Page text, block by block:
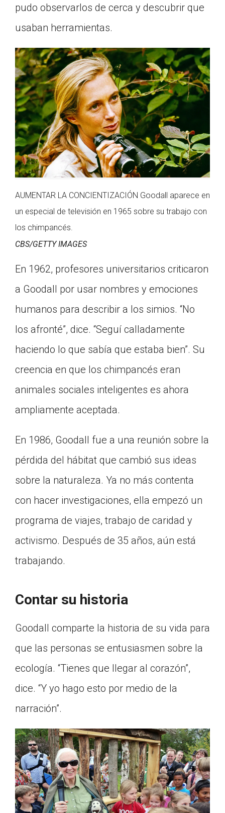
pudo observarlos de cerca y descubrir que
usaban herramientas.
AUMENTAR LA CONCIENTIZACIÓN Goodall aparece en
un especial de televisión en 1965 sobre su trabajo con
los chimpancés.
CBS/GETTY IMAGES
En 1962, profesores universitarios criticaron
a Goodall por usar nombres y emociones
humanos para describir a los simios. “No
los afronté”, dice. “Seguí calladamente
haciendo lo que sabía que estaba bien”. Su
creencia en que los chimpancés eran
animales sociales inteligentes es ahora
ampliamente aceptada.
En 1986, Goodall fue a una reunión sobre la
pérdida del hábitat que cambió sus ideas
sobre la naturaleza. Ya no más contenta
con hacer investigaciones, ella empezó un
programa de viajes, trabajo de caridad y
activismo. Después de 35 años, aún está
trabajando.
Contar su historia
Goodall comparte la historia de su vida para
que las personas se entusiasmen sobre la
ecología. “Tienes que llegar al corazón”,
dice. “Y yo hago esto por medio de la
narración”.